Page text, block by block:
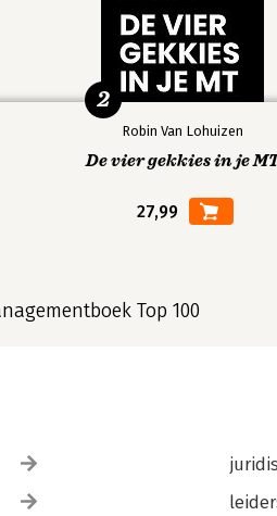
Robin Van Lohuizen
De vier gekkies in je
27,99
2
Top 100